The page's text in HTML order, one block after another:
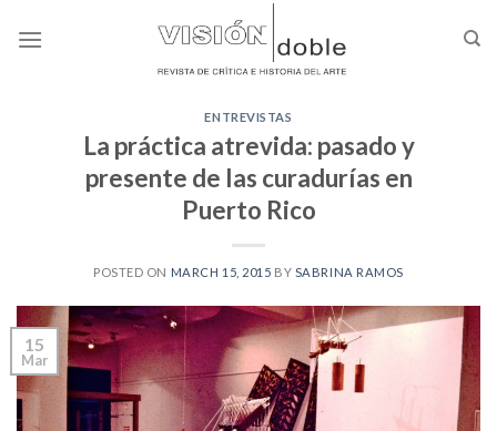
ENTREVISTAS
La práctica atrevida: pasado y
presente de las curadurías en
Puerto Rico
POSTED ON MARCH 15, 2015 BY SABRINA RAMOS
15
Mar